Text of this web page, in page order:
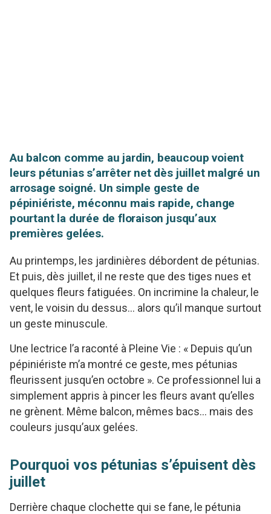
Au balcon comme au jardin, beaucoup voient
leurs pétunias s’arrêter net dès juillet malgré un
arrosage soigné. Un simple geste de
pépiniériste, méconnu mais rapide, change
pourtant la durée de floraison jusqu’aux
premières gelées.
Au printemps, les jardinières débordent de pétunias.
Et puis, dès juillet, il ne reste que des tiges nues et
quelques fleurs fatiguées. On incrimine la chaleur, le
vent, le voisin du dessus… alors qu’il manque surtout
un geste minuscule.
Une lectrice l’a raconté à Pleine Vie : « Depuis qu’un
pépiniériste m’a montré ce geste, mes pétunias
fleurissent jusqu’en octobre ». Ce professionnel lui a
simplement appris à pincer les fleurs avant qu’elles
ne grènent. Même balcon, mêmes bacs… mais des
couleurs jusqu’aux gelées.
Pourquoi vos pétunias s’épuisent dès
juillet
Derrière chaque clochette qui se fane, le pétunia